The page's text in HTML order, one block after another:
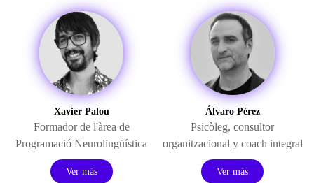
Xavier Palou
Formador de l'àrea de
Programació Neurolingüística
Ver más
Álvaro Pérez
Psicòleg, consultor
organitzacional y coach integral
Ver más